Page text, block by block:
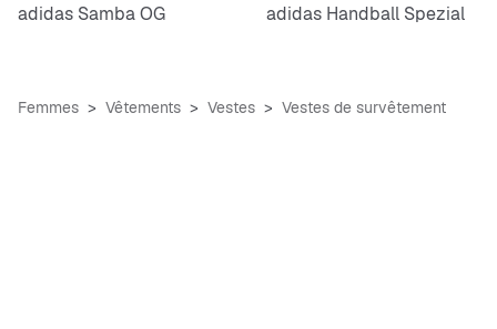
adidas Samba OG
adidas Handball Spezial
Femmes Vêtements Vestes Vestes de survêtement